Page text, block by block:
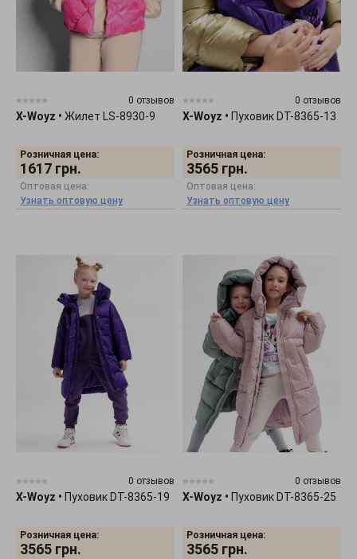
0 отзывов
X-Woyz • Жилет LS-8930-9
Розничная цена:
1617 грн.
Оптовая цена:
Узнать оптовую цену
0 отзывов
X-Woyz • Пуховик DT-8365-13
Розничная цена:
3565 грн.
Оптовая цена:
Узнать оптовую цену
0 отзывов
X-Woyz • Пуховик DT-8365-19
Розничная цена:
3565 грн.
0 отзывов
X-Woyz • Пуховик DT-8365-25
Розничная цена:
3565 грн.